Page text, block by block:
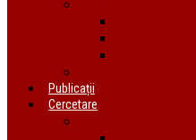
Publicații
Cercetare